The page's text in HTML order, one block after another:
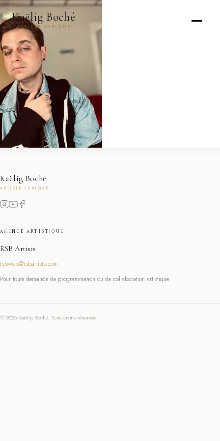
Kaëlig Boché
ARTISTE LYRIQUE
Kaëlig Boché
ARTISTE LYRIQUE
AGENCE ARTISTIQUE
RSB Artists
rsbweb@rsbartists.com
Pour toute demande de programmation ou de collaboration artistique.
© 2026 Kaëlig Boché. Tous droits réservés.